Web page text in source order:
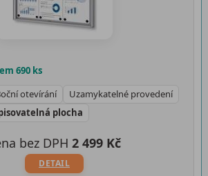
690 ks
otevírání
Uzamykatelné provedení
plocha
DETAIL
bez DPH 2 499 Kč